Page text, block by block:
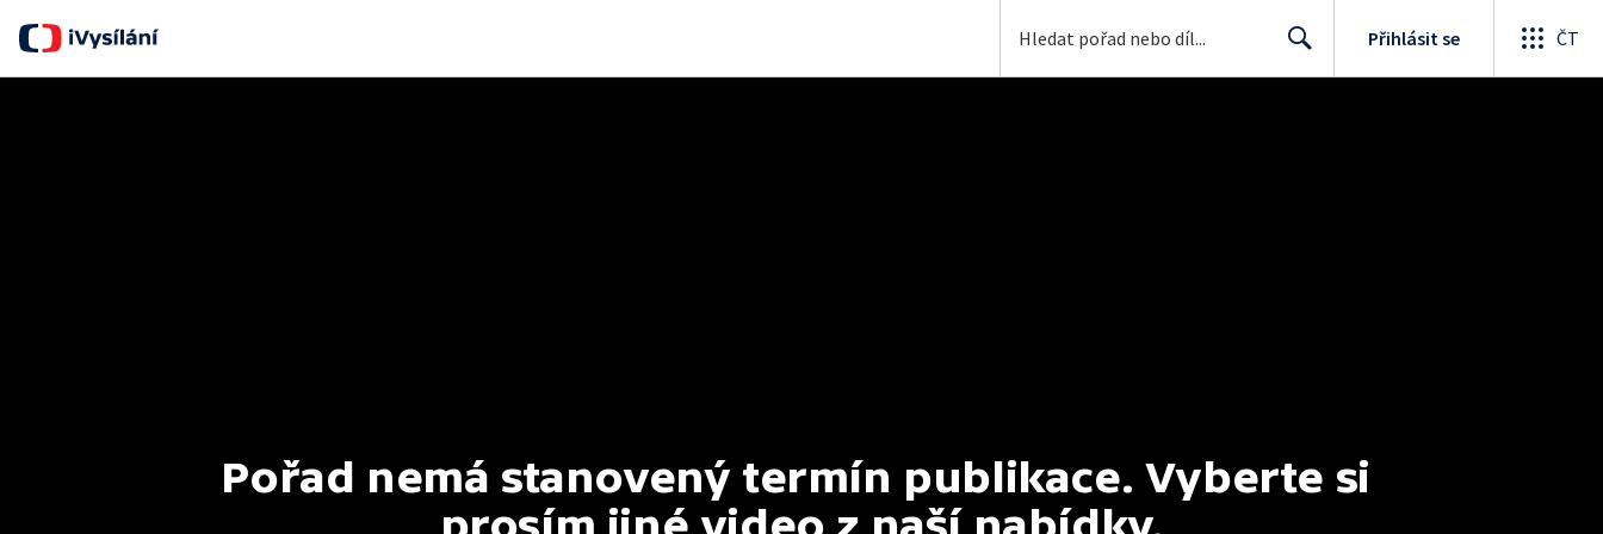
Přihlásit se ČT
Pořad nemá stanovený termín publikace. Vyberte si